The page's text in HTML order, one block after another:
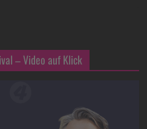
– Video auf Klick